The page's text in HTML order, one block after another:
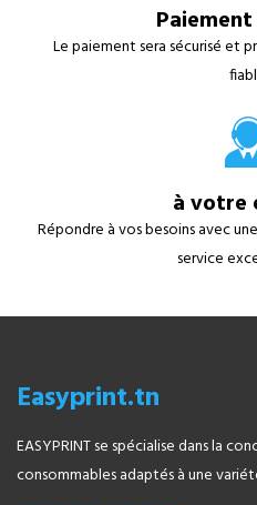
Le paiement sera sécurisé et
à votre
Répondre à vos besoins avec
service
Easyprint.tn
EASYPRINT se spécialise dans la
consommables adaptés à une